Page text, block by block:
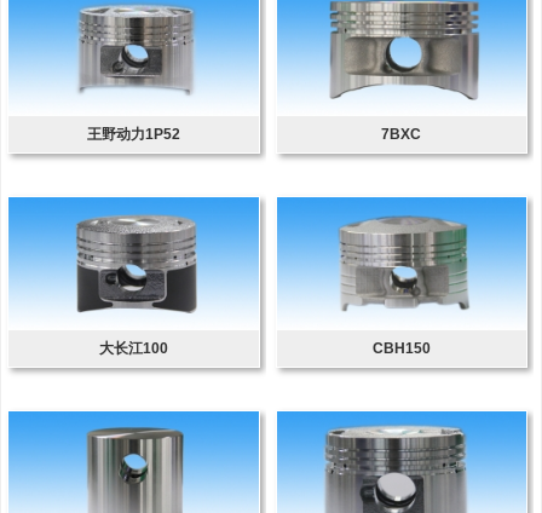
王野动力1P52 7BXC
大长江100 CBH150